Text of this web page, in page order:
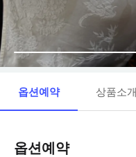
옵션예약 상품소개
옵션예약